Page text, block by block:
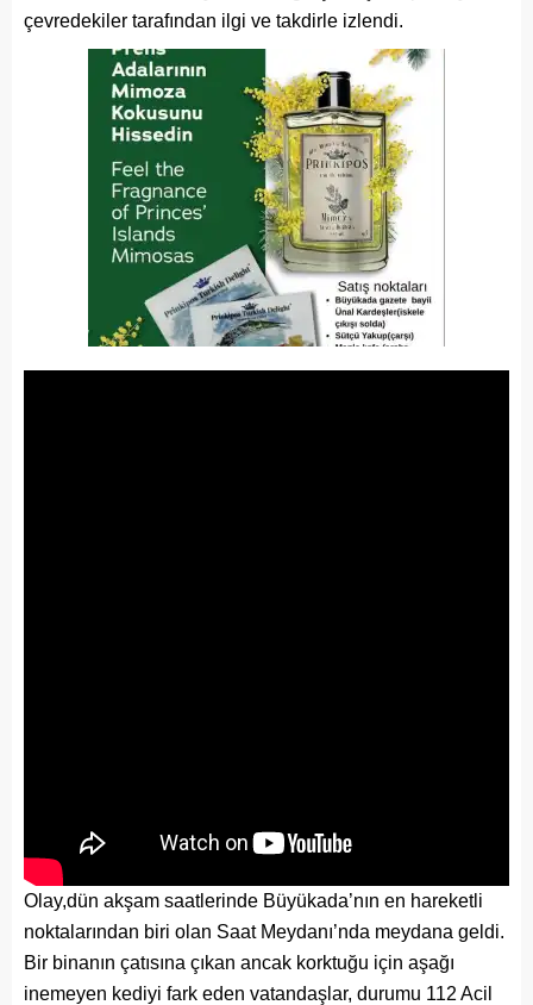
çevredekiler tarafından ilgi ve takdirle izlendi.
Olay,dün akşam saatlerinde Büyükada’nın en hareketli
noktalarından biri olan Saat Meydanı’nda meydana geldi.
Bir binanın çatısına çıkan ancak korktuğu için aşağı
inemeyen kediyi fark eden vatandaşlar, durumu 112 Acil